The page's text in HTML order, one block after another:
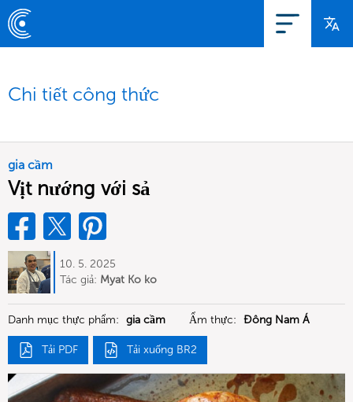
Chi tiết công thức
gia cầm
Vịt nướng với sả
10. 5. 2025
Tác giả: Myat Ko ko
Danh mục thực phẩm: gia cầm Ẩm thực: Đông Nam Á
Tải PDF Tải xuống BR2